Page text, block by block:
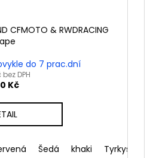
CFMOTO & RWDRACING
do 7 prac.dní
DPH
Kč
Šedá khaki Tyrkysová